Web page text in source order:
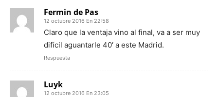
Fermin de Pas
12 octubre 2016 En 22:58
Claro que la ventaja vino al final, va a ser muy
difícil aguantarle 40′ a este Madrid.
Respuesta
Luyk
12 octubre 2016 En 23:05